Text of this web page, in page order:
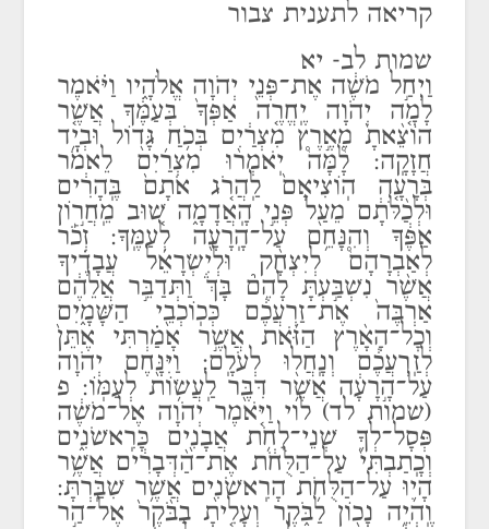
קריאה לתענית צבור
שמות לב- יא
וַיְחַ֣ל מֹשֶׁ֔ה אֶת־פְּנֵ֖י יְהֹוָה אֱלֹהָ֑יו וַיֹּ֗אמֶר
לָמָ֤ה יְהֹוָה יֶֽחֱרֶ֤ה אַפְּךָ֙ בְּעַמֶּ֔ךָ אֲשֶׁ֤ר
הוֹצֵ֨אתָ֙ מֵאֶ֣רֶץ מִצְרַ֔יִם בְּכֹ֥חַ גָּד֖וֹל וּבְיָ֥ד
חֲזָקָֽה: לָ֩מָּה֩ יֹֽאמְר֨וּ מִצְרַ֜יִם לֵאמֹ֗ר
בְּרָעָ֤ה הֽוֹצִיאָם֙ לַֽהֲרֹ֤ג אֹתָם֙ בֶּֽהָרִ֔ים
וּלְכַ֨לֹּתָ֔ם מֵעַ֖ל פְּנֵ֣י הָֽאֲדָמָ֑ה שׁ֚וּב מֵֽחֲר֣וֹן
אַפֶּ֔ךָ וְהִנָּחֵ֥ם עַל־הָֽרָעָ֖ה לְעַמֶּֽךָ: זְכֹ֡ר
לְאַבְרָהָם֩ לְיִצְחָ֨ק וּלְיִשְׂרָאֵ֜ל עֲבָדֶ֗יךָ
אֲשֶׁ֨ר נִשְׁבַּ֣עְתָּ לָהֶם֘ בָּךְ֒ וַתְּדַבֵּ֣ר אֲלֵהֶ֔ם
אַרְבֶּה֙ אֶת־זַרְעֲכֶ֔ם כְּכֽוֹכְבֵ֖י הַשָּׁמָ֑יִם
וְכׇל־הָאָ֨רֶץ הַזֹּ֜את אֲשֶׁ֣ר אָמַ֗רְתִּי אֶתֵּן֙
לְזַֽרְעֲכֶ֔ם וְנָֽחֲל֖וּ לְעֹלָֽם: וַיִּנָּ֖חֶם יְהֹוָה
עַל־הָ֣רָעָ֔ה אֲשֶׁ֥ר דִּבֶּ֖ר לַֽעֲשׂ֥וֹת לְעַמּֽוֹ: פ
(שמות לד) לוי וַיֹּ֤אמֶר יְהֹוָה אֶל־מֹשֶׁ֔ה
פְּסָל־לְךָ֛ שְׁנֵי־לֻחֹ֥ת אֲבָנִ֖ים כָּרִֽאשֹׁנִ֑ים
וְכָֽתַבְתִּי֙ עַל־הַלֻּחֹ֔ת אֶת־הַ֨דְּבָרִ֔ים אֲשֶׁ֥ר
הָי֛וּ עַל־הַלֻּחֹ֥ת הָרִֽאשֹׁנִ֖ים אֲשֶׁ֥ר שִׁבַּֽרְתָּ:
וֶֽהְיֵ֥ה נָכ֖וֹן לַבֹּ֑קֶר וְעָלִ֤יתָ בַבֹּ֨קֶר֙ אֶל־הַ֣ר